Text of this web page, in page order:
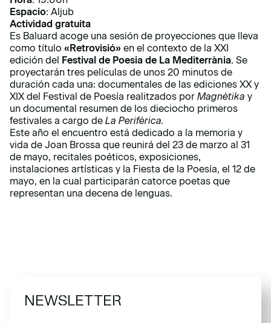
Espacio: Aljub
Actividad gratuita
Es Baluard acoge una sesión de proyecciones que lleva
como título «Retrovisió» en el contexto de la XXI
edición del Festival de Poesia de La Mediterrània. Se
proyectarán tres películas de unos 20 minutos de
duración cada una: documentales de las ediciones XX y
XIX del Festival de Poesía realitzados por Magnètika y
un documental resumen de los dieciocho primeros
festivales a cargo de La Perifèrica.
Este año el encuentro está dedicado a la memoria y
vida de Joan Brossa que reunirá del 23 de marzo al 31
de mayo, recitales poéticos, exposiciones,
instalaciones artísticas y la Fiesta de la Poesía, el 12 de
mayo, en la cual participarán catorce poetas que
representan una decena de lenguas.
NEWSLETTER